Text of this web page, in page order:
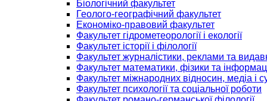
Біологічний факультет
Геолого-географічний факультет
Економіко-правовий факультет
Факультет гідрометеорології і екології
Факультет історії і філології
Факультет журналістики, реклами та
Факультет математики, фізики та
Факультет міжнародних відносин, медіа і
Факультет психології та соціальної роботи